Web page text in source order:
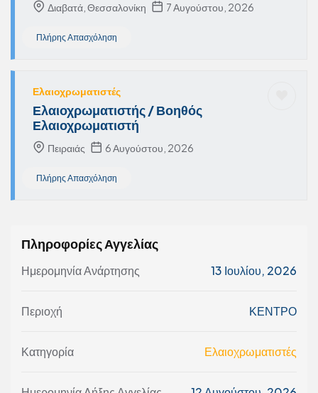
Διαβατά, Θεσσαλονίκη 7 Αυγούστου, 2026
Πλήρης Απασχόληση
Ελαιοχρωματιστές
Ελαιοχρωματιστής / Βοηθός
Ελαιοχρωματιστή
Πειραιάς 6 Αυγούστου, 2026
Πλήρης Απασχόληση
Πληροφορίες Αγγελίας
Ημερομηνία Ανάρτησης 13 Ιουλίου, 2026
Περιοχή ΚΕΝΤΡΟ
Κατηγορία Ελαιοχρωματιστές